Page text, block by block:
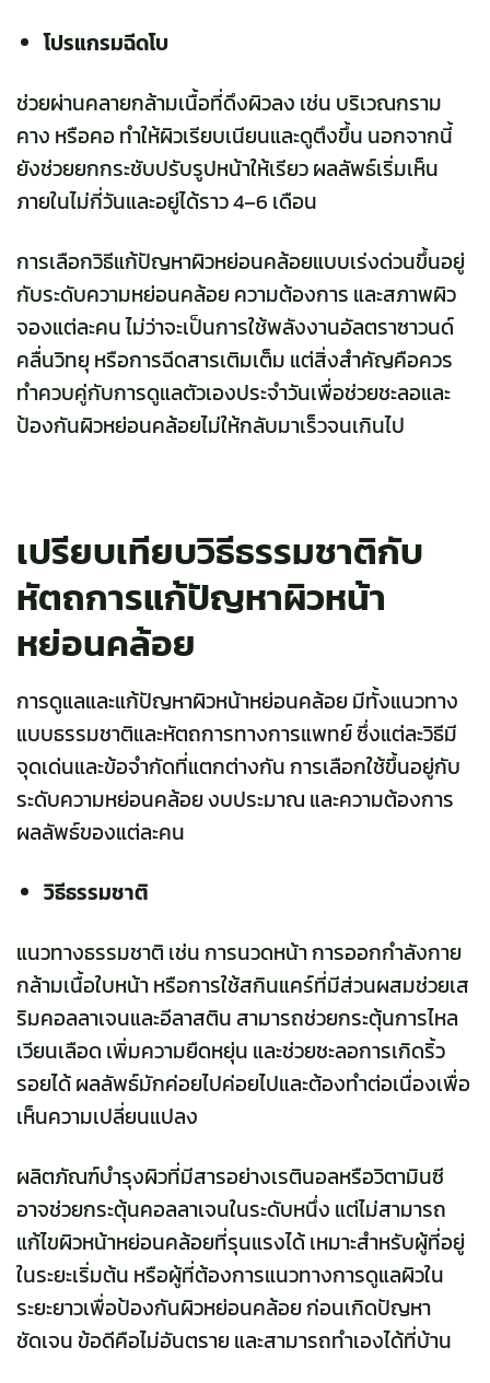
โปรแกรมฉีดโบ
ช่วยผ่านคลายกล้ามเนื้อที่ดึงผิวลง เช่น บริเวณกราม
คาง หรือคอ ทำให้ผิวเรียบเนียนและดูตึงขึ้น นอกจากนี้
ยังช่วยยกกระชับปรับรูปหน้าให้เรียว ผลลัพธ์เริ่มเห็น
ภายในไม่กี่วันและอยู่ได้ราว 4–6 เดือน
การเลือกวิธีแก้ปัญหาผิวหย่อนคล้อยแบบเร่งด่วนขึ้นอยู่
กับระดับความหย่อนคล้อย ความต้องการ และสภาพผิว
จองแต่ละคน ไม่ว่าจะเป็นการใช้พลังงานอัลตราซาวนด์
คลื่นวิทยุ หรือการฉีดสารเติมเต็ม แต่สิ่งสำคัญคือควร
ทำควบคู่กับการดูแลตัวเองประจำวันเพื่อช่วยชะลอและ
ป้องกันผิวหย่อนคล้อยไม่ให้กลับมาเร็วจนเกินไป
เปรียบเทียบวิธีธรรมชาติกับ
หัตถการแก้ปัญหาผิวหน้า
หย่อนคล้อย
การดูแลและแก้ปัญหาผิวหน้าหย่อนคล้อย มีทั้งแนวทาง
แบบธรรมชาติและหัตถการทางการแพทย์ ซึ่งแต่ละวิธีมี
จุดเด่นและข้อจำกัดที่แตกต่างกัน การเลือกใช้ขึ้นอยู่กับ
ระดับความหย่อนคล้อย งบประมาณ และความต้องการ
ผลลัพธ์ของแต่ละคน
วิธีธรรมชาติ
แนวทางธรรมชาติ เช่น การนวดหน้า การออกกำลังกาย
กล้ามเนื้อใบหน้า หรือการใช้สกินแคร์ที่มีส่วนผสมช่วยเส
ริมคอลลาเจนและอีลาสติน สามารถช่วยกระตุ้นการไหล
เวียนเลือด เพิ่มความยืดหยุ่น และช่วยชะลอการเกิดริ้ว
รอยได้ ผลลัพธ์มักค่อยไปค่อยไปและต้องทำต่อเนื่องเพื่อ
เห็นความเปลี่ยนแปลง
ผลิตภัณฑ์บำรุงผิวที่มีสารอย่างเรตินอลหรือวิตามินซี
อาจช่วยกระตุ้นคอลลาเจนในระดับหนึ่ง แต่ไม่สามารถ
แก้ไขผิวหน้าหย่อนคล้อยที่รุนแรงได้ เหมาะสำหรับผู้ที่อยู่
ในระยะเริ่มต้น หรือผู้ที่ต้องการแนวทางการดูแลผิวใน
ระยะยาวเพื่อป้องกันผิวหย่อนคล้อย ก่อนเกิดปัญหา
ชัดเจน ข้อดีคือไม่อันตราย และสามารถทำเองได้ที่บ้าน